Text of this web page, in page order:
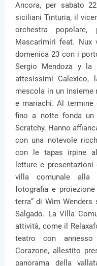
Ancora, per sabato
siciliani Tinturia, il
orchestra
Mascarimirì feat. Nux
domenica 23 con i
Sergio Mendoza y la
attesissimi Calexico,
mescola in un insieme
e mariachi. Al
fino a notte fonda
Scratchy. Hanno
con una notevole
con le tapas irpine
letture e
villa comunale alla
fotografia e
terra” di Wim Wenders
Salgado. La Villa
attività, come il
teatro con
Corazone, allestito
panorama della